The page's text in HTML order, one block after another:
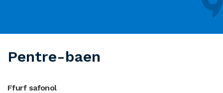
Pentre-baen
Ffurf safonol